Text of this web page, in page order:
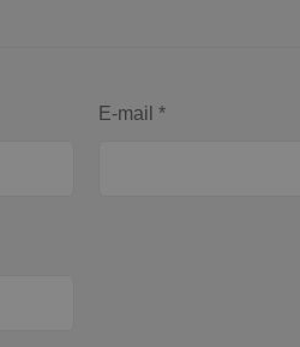
E-mail *